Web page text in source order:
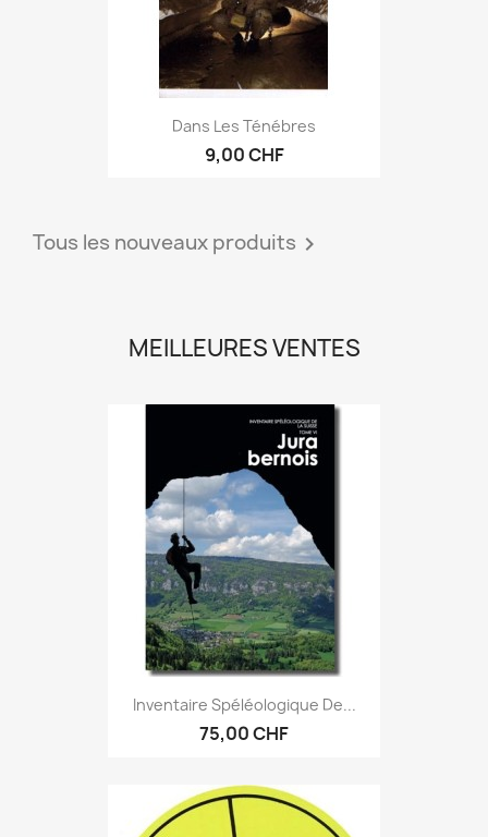
Dans Les Ténébres
9,00 CHF
Tous les nouveaux produits 
MEILLEURES VENTES
Inventaire Spéléologique De...
75,00 CHF